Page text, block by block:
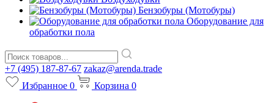
Бензобуры (Мотобуры)
Оборудование для
обработки пола
+7 (495) 187-87-67 zakaz@arenda.trade
Избранное 0 Корзина 0